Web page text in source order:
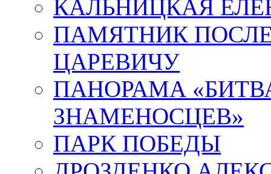
КАЛЬНИЦКАЯ
ПАМЯТНИК
ЦАРЕВИЧУ
ПАНОРАМА
ЗНАМЕНОСЦЕВ»
ПАРК ПОБЕДЫ